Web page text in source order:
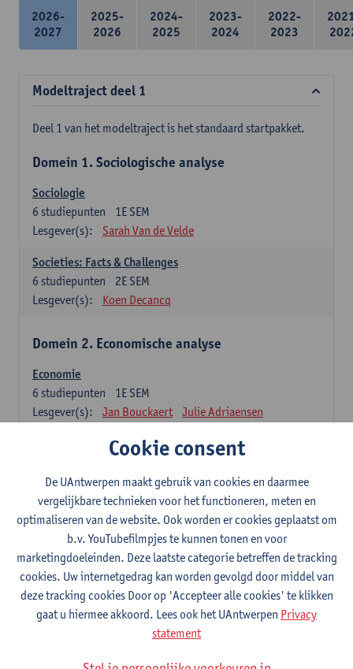
2026-
2027
2025-
2026
2024-
2025
2023-
2024
2022-
2023
Modeltraject deel 1
Deel 1 van het modeltraject is het standaard startpakket.
Domein 1. Sociologische analyse
Sociologie
1E SEM
6 studiepunten
Lesgever(s):
Sarah Van de Velde
Societies: Facts & Challenges
2E SEM
6 studiepunten
Lesgever(s):
Koen Decancq
Domein 2. Economische analyse
Economie
1E SEM
6 studiepunten
Lesgever(s):
Jan Bouckaert Julie Adriaensen
Domein 3. Bedrijfseconomie
Accountancy
1E/2E SEM
6studiepunten
Lesgever(s):
Tom Van Caneghem Christine Lippens
Domein 6. Kwantitatieve methoden
Beschrijvende statistiek en kansrekenen
2E SEM
3studiepunten
Stephan Van der Veeken
Cookie consent
De UAntwerpen maakt gebruik van cookies en daarmee
vergelijkbare technieken voor het functioneren, meten en
optimaliseren van de website. Ook worden er cookies geplaatst om
b.v. YouTubefilmpjes te kunnen tonen en voor
marketingdoeleinden. Deze laatste categorie betreffen de tracking
cookies. Uw internetgedrag kan worden gevolgd door middel van
deze tracking cookies Door op 'Accepteer alle cookies' te klikken
gaat u hiermee akkoord. Lees ook het UAntwerpen Privacy
statement